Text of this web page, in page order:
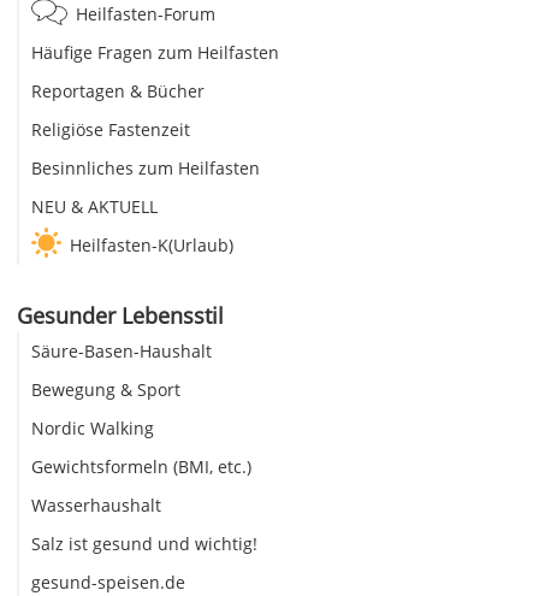
Heilfasten-Forum
Häufige Fragen zum Heilfasten
Reportagen & Bücher
Religiöse Fastenzeit
Besinnliches zum Heilfasten
NEU & AKTUELL
Heilfasten-K(Urlaub)
Gesunder Lebensstil
Säure-Basen-Haushalt
Bewegung & Sport
Nordic Walking
Gewichtsformeln (BMI, etc.)
Wasserhaushalt
Salz ist gesund und wichtig!
gesund-speisen.de